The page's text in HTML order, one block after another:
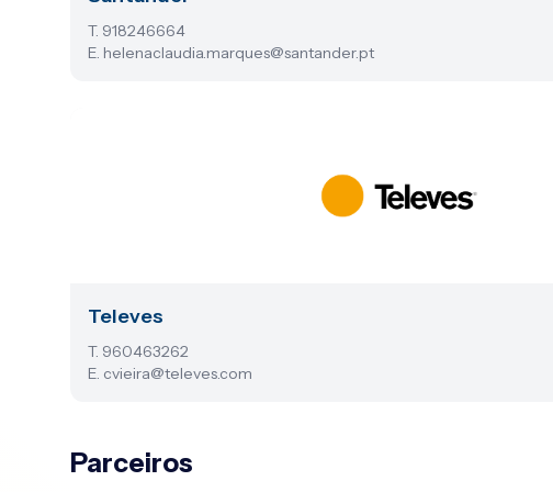
T. 918246664
E. helenaclaudia.marques@santander.pt
Televes
T. 960463262
E. cvieira@televes.com
Parceiros